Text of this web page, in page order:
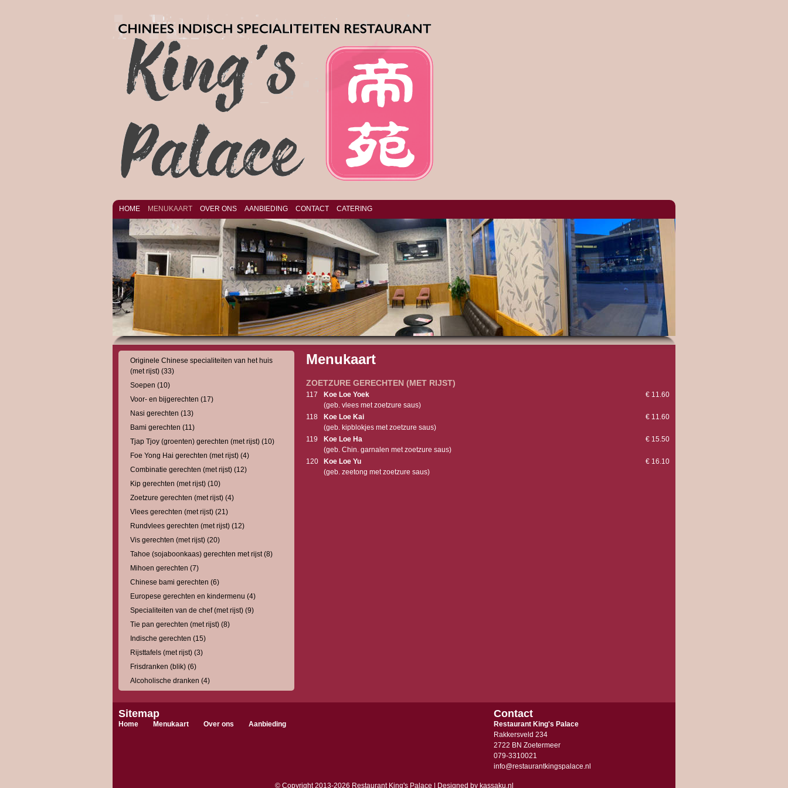
HOME MENUKAART OVER ONS AANBIEDING CONTACT CATERING
Originele Chinese specialiteiten van het huis
(met rijst) (33)
Soepen (10)
Voor- en bijgerechten (17)
Nasi gerechten (13)
Bami gerechten (11)
Tjap Tjoy (groenten) gerechten (met rijst) (10)
Foe Yong Hai gerechten (met rijst) (4)
Combinatie gerechten (met rijst) (12)
Kip gerechten (met rijst) (10)
Zoetzure gerechten (met rijst) (4)
Vlees gerechten (met rijst) (21)
Rundvlees gerechten (met rijst) (12)
Vis gerechten (met rijst) (20)
Tahoe (sojaboonkaas) gerechten met rijst (8)
Mihoen gerechten (7)
Chinese bami gerechten (6)
Europese gerechten en kindermenu (4)
Specialiteiten van de chef (met rijst) (9)
Tie pan gerechten (met rijst) (8)
Indische gerechten (15)
Rijsttafels (met rijst) (3)
Frisdranken (blik) (6)
Alcoholische dranken (4)
Menukaart
ZOETZURE GERECHTEN (MET RIJST)
117 € 11.60
Koe Loe Yoek
(geb. vlees met zoetzure saus)
118
€ 11.60
Koe Loe Kai
(geb. kipblokjes met zoetzure saus)
119
€ 15.50
Koe Loe Ha
(geb. Chin. garnalen met zoetzure saus)
120
€ 16.10
Koe Loe Yu
(geb. zeetong met zoetzure saus)
Sitemap
Home Menukaart Over ons Aanbieding
Contact
Restaurant King's Palace
Rakkersveld 234
2722 BN Zoetermeer
079-3310021
info@restaurantkingspalace.nl
© Copyright 2013-2026 Restaurant King's Palace | Designed by kassaku.nl